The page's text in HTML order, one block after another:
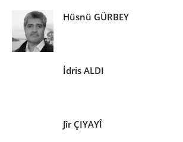
Hüsnü GÜRBEY
İdris ALDI
Jîr ÇIYAYÎ